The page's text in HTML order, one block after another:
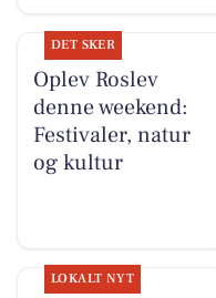
DET SKER
Oplev Roslev
denne weekend:
Festivaler, natur
og kultur
LOKALT NYT